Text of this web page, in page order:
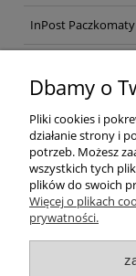
InPost
Dbamy o
Pliki cookies i
działanie strony i
potrzeb. Możesz
wszystkich tych
plików do swoich
Więcej o plikach
prywatności.